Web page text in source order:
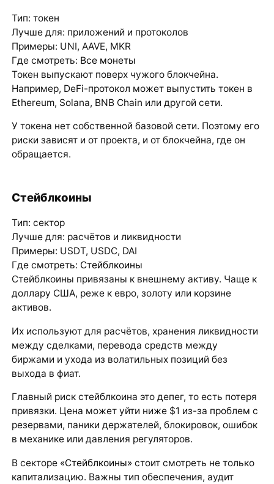
Тип: токен
Лучше для: приложений и протоколов
Примеры: UNI, AAVE, MKR
Где смотреть: Все монеты
Токен выпускают поверх чужого блокчейна.
Например, DeFi-протокол может выпустить токен в
Ethereum, Solana, BNB Chain или другой сети.
У токена нет собственной базовой сети. Поэтому его
риски зависят и от проекта, и от блокчейна, где он
обращается.
Стейблкоины
Тип: сектор
Лучше для: расчётов и ликвидности
Примеры: USDT, USDC, DAI
Где смотреть: Стейблкоины
Стейблкоины привязаны к внешнему активу. Чаще к
доллару США, реже к евро, золоту или корзине
активов.
Их используют для расчётов, хранения ликвидности
между сделками, перевода средств между
биржами и ухода из волатильных позиций без
выхода в фиат.
Главный риск стейблкоина это депег, то есть потеря
привязки. Цена может уйти ниже $1 из-за проблем с
резервами, паники держателей, блокировок, ошибок
в механике или давления регуляторов.
В секторе «Стейблкоины»стоит смотреть не только
капитализацию. Важны тип обеспечения, аудит